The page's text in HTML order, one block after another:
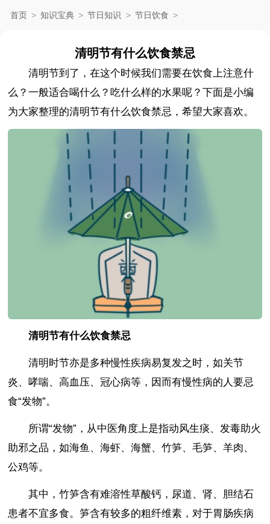
首页 > 知识宝典 > 节日知识 > 节日饮食 >
清明节有什么饮食禁忌
清明节到了，在这个时候我们需要在饮食上注意什
么？一般适合喝什么？吃什么样的水果呢？下面是小编
为大家整理的清明节有什么饮食禁忌，希望大家喜欢。
清明节有什么饮食禁忌
清明时节亦是多种慢性疾病易复发之时，如关节
炎、哮喘、高血压、冠心病等，因而有慢性病的人要忌
食“发物”。
所谓“发物”，从中医角度上是指动风生痰、发毒助火
助邪之品，如海鱼、海虾、海蟹、竹笋、毛笋、羊肉、
公鸡等。
其中，竹笋含有难溶性草酸钙，尿道、肾、胆结石
患者不宜多食。笋含有较多的粗纤维素，对于胃肠疾病